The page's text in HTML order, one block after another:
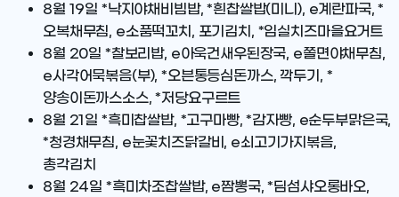
8월 19일 *낙지야채비빔밥, *흰찹쌀밥(미니), e계란파국, *
오복채무침, e소품떡꼬치, 포기김치, *임실치즈마을요거트
8월 20일 *찰보리밥, e아욱건새우된장국, e쫄면야채무침,
e사각어묵볶음(부), *오븐통등심돈까스, 깍두기, *
양송이돈까스소스, *저당요구르트
8월 21일 *흑미찹쌀밥, *고구마빵, *감자빵, e순두부맑은국,
*청경채무침, e눈꽃치즈닭갈비, e쇠고기가지볶음,
총각김치
8월 24일 *흑미차조찹쌀밥, e짬뽕국, *딤섬샤오롱바오,